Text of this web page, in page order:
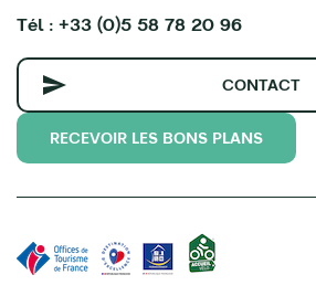
Tél : +33 (0)5 58 78 20 96
CONTACT
RECEVOIR LES BONS PLANS